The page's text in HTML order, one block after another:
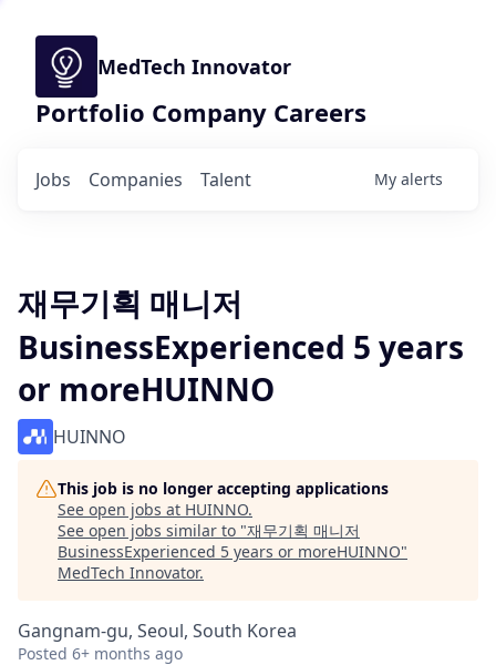
MedTech Innovator
Portfolio Company Careers
Jobs Companies Talent My alerts
재무기획 매니저
BusinessExperienced 5 years
or moreHUINNO
HUINNO
This job is no longer accepting applications
See open jobs at HUINNO.
See open jobs similar to "재무기획 매니저
BusinessExperienced 5 years or moreHUINNO"
MedTech Innovator.
Gangnam-gu, Seoul, South Korea
Posted 6+ months ago